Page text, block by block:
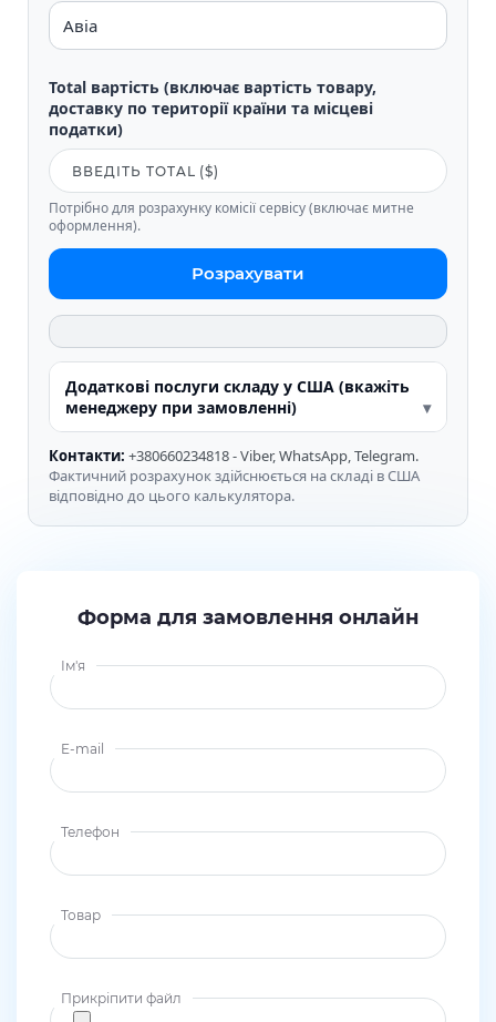
Total вартість (включає вартість товару,
доставку по території країни та місцеві
податки)
Потрібно для розрахунку комісії сервісу (включає митне
оформлення).
Розрахувати
Додаткові послуги складу у США (вкажіть
менеджеру при замовленні)
Контакти: +380660234818 - Viber, WhatsApp, Telegram.
Фактичний розрахунок здійснюється на складі в США
відповідно до цього калькулятора.
Форма для замовлення онлайн
Ім'я
E-mail
Телефон
Товар
Прикріпити файл